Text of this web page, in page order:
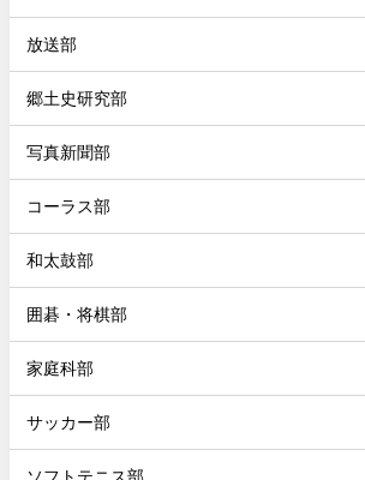
放送部
郷土史研究部
写真新聞部
コーラス部
和太鼓部
囲碁・将棋部
家庭科部
サッカー部
ソフトテニス部